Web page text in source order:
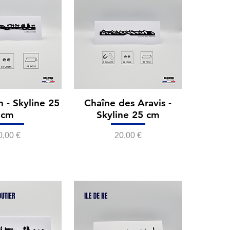
- Skyline 25
cm
€
Chaîne des Aravis -
Skyline 25 cm
Prix
20,00 €